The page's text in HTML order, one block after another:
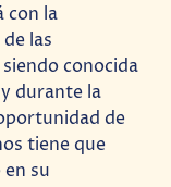
con la
las
conocida
durante la
de
tiene que
su